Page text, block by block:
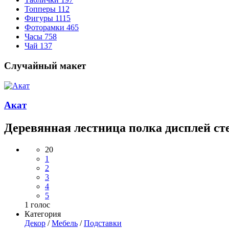
Топперы 112
Фигуры 1115
Фоторамки 465
Часы 758
Чай 137
Случайный макет
Акат
Деревянная лестница полка дисплей
20
1
2
3
4
5
1 голос
Категория
Декор /Мебель /Подставки